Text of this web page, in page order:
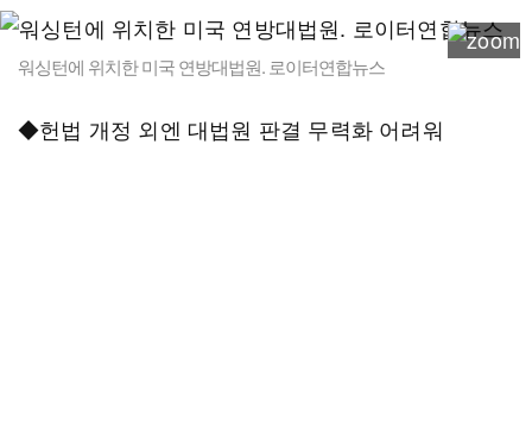
워싱턴에 위치한 미국 연방대법원. 로이터연합뉴스
◆헌법 개정 외엔 대법원 판결 무력화 어려워